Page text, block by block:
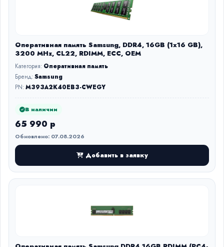
Оперативная память Samsung, DDR4, 16GB (1x16 GB),
3200 MHz, CL22, RDIMM, ECC, OEM
Категория: Оперативная память
Бренд:Samsung
PN:M393A2K40EB3-CWEGY
В наличии
65 990 р
Обновлено: 07.08.2026
Добавить в заявку